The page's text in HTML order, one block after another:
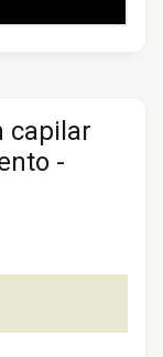
capilar
-